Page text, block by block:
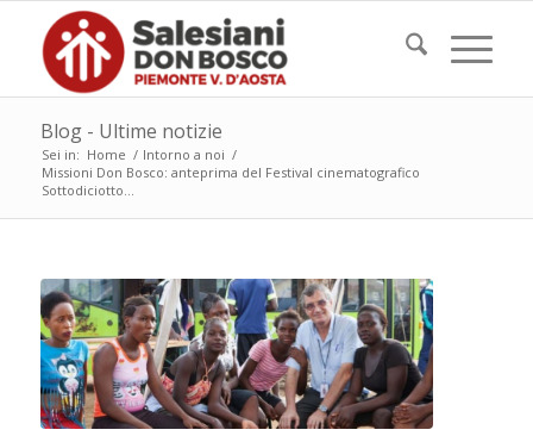
Blog - Ultime notizie
Sei in: Home / Intorno a noi /
Missioni Don Bosco: anteprima del Festival cinematografico
Sottodiciotto...